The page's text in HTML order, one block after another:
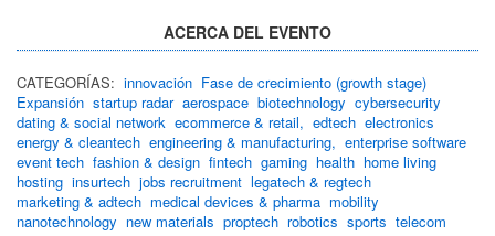
ACERCA DEL EVENTO
CATEGORÍAS: innovación Fase de crecimiento (growth stage)
Expansión startup radar aerospace biotechnology cybersecurity
dating & social network ecommerce & retail, edtech electronics
energy & cleantech engineering & manufacturing, enterprise software
event tech fashion & design fintech gaming health home living
hosting insurtech jobs recruitment legatech & regtech
marketing & adtech medical devices & pharma mobility
nanotechnology new materials proptech robotics sports telecom